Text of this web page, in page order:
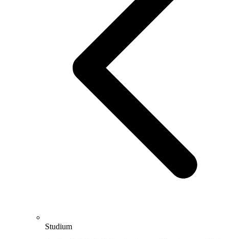
Studium